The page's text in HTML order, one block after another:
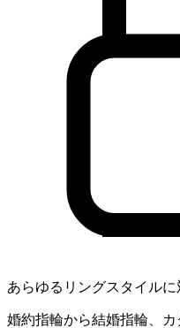
あらゆるリングスタイルに
婚約指輪から結婚指輪、